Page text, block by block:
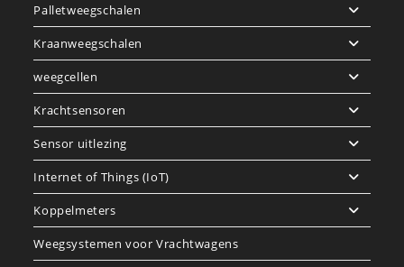
Palletweegschalen
Kraanweegschalen
weegcellen
Krachtsensoren
Sensor uitlezing
Internet of Things (IoT)
Koppelmeters
Weegsystemen voor Vrachtwagens